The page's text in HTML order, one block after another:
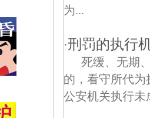
为...
·刑罚的执行
死缓、无期
的，看守所代
公安机关执行